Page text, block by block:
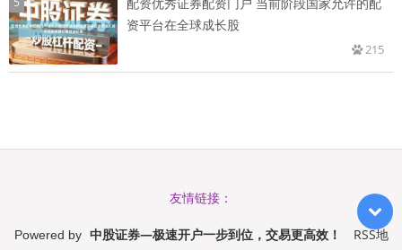
配资优秀证券配资门户 当前阶段国家允许的配
资平台在全球成长股
215
友情链接：
Powered by 中股证券—极速开户一步到位，交易更高效！
RSS地